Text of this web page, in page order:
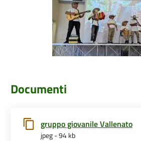
Documenti
gruppo giovanile Vallenato
jpeg - 94 kb